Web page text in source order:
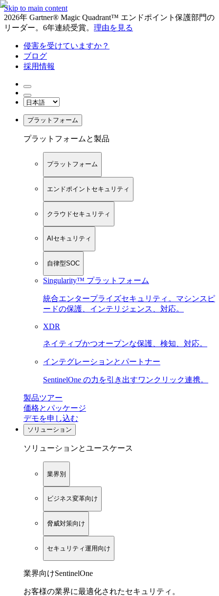
Skip to main content
2026年 Gartner® Magic Quadrant™ エンドポイント保護部門の
リーダー。6年連続受賞。 理由を見る
侵害を受けていますか？
ブログ
採用情報
プラットフォーム
プラットフォームと製品
プラットフォーム
エンドポイントセキュリティ
クラウドセキュリティ
AIセキュリティ
自律型SOC
Singularity™ プラットフォーム
統合エンタープライズセキュリティ。マシンスピ
ードの保護、インテリジェンス、対応。
XDR
ネイティブかつオープンな保護、検知、対応。
インテグレーションとパートナー
SentinelOne の力を引き出すワンクリック連携。
製品ツアー
価格とパッケージ
デモを申し込む
ソリューション
ソリューションとユースケース
業界別
ビジネス変革向け
脅威対策向け
セキュリティ運用向け
業界向けSentinelOne
お客様の業界に最適化されたセキュリティ。